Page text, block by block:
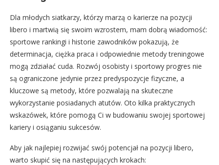
Dla młodych siatkarzy, którzy marzą o karierze na pozycji
libero i martwią się swoim wzrostem, mam dobrą wiadomość:
sportowe rankingi i historie zawodników pokazują, że
determinacja, ciężka praca i odpowiednie metody treningowe
mogą zdziałać cuda. Rozwój osobisty i sportowy progres nie
są ograniczone jedynie przez predyspozycje fizyczne, a
kluczowe są metody, które pozwalają na skuteczne
wykorzystanie posiadanych atutów. Oto kilka praktycznych
wskazówek, które pomogą Ci w budowaniu swojej sportowej
kariery i osiąganiu sukcesów.
Aby jak najlepiej rozwijać swój potencjał na pozycji libero,
warto skupić się na następujących krokach: